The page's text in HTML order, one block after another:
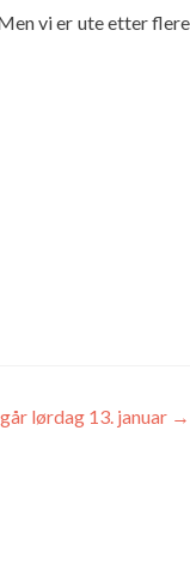
vi er ute etter flere
lørdag 13. januar →